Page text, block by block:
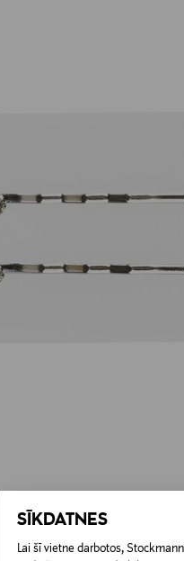
SĪKDATNES
Lai šī vietne darbotos,